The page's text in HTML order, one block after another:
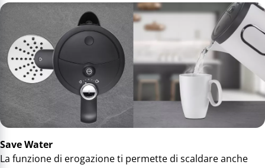
Save Water
La funzione di erogazione ti permette di scaldare anche